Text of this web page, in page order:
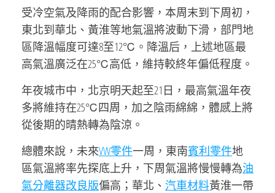
受冷空氣及降雨的配合影響，本周末到下周初，
東北到華北、黃淮等地氣溫將波動下滑，部門地
區降溫幅度可達8至12℃。降溫后，上述地區最
高氣溫廣泛在25℃高低，維持較終年偏低程度。
年夜城市中，北京明天起至21日，最高氣溫年夜
多將維持在25℃四周，加之陰雨綿綿，體感上將
從後期的晴熱轉為陰涼。
總體來說，未來VW零件一周，東南賓利零件地
區氣溫將率先探底上升，下周氣溫將慢慢轉為油
氣分離器改良版偏高；華北、 汽車材料黃淮一帶